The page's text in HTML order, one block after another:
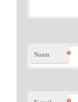
Naam *